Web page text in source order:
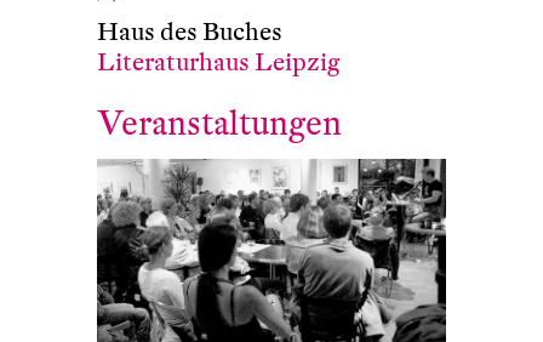
Haus des Buches
Literaturhaus Leipzig
Veranstaltungen